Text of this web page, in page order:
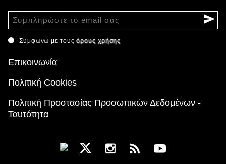
Συμφωνώ με τουςόρους χρήσης
Επικοινωνία
Πολιτική Cookies
Πολιτική Προστασίας Προσωπικών Δεδομένων -
Ταυτότητα